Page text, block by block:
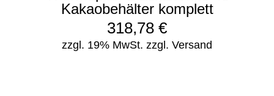
Kakaobehälter komplett
zzgl. 19% MwSt. zzgl. Versand
318,78 €